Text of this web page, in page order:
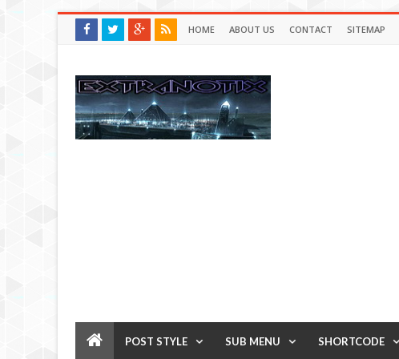
HOME ABOUT US CONTACT SITEMAP
POST STYLE SUB MENU SHORTCODE